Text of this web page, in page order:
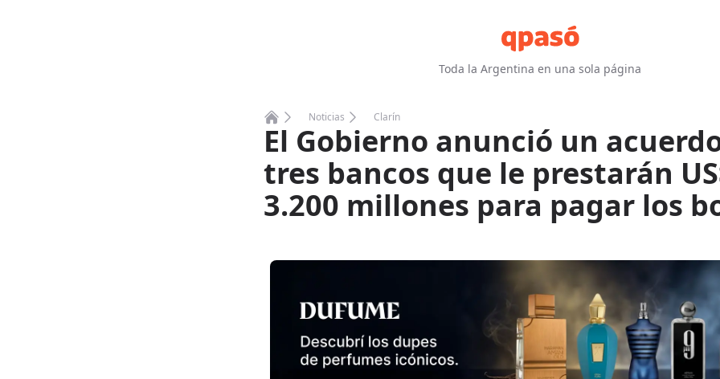
Toda la Argentina en una sola página
Home
Noticias Clarín
El Gobierno anunció un
tres bancos que le prestarán
3.200 millones para pagar los